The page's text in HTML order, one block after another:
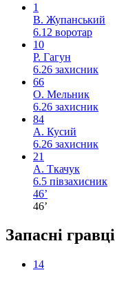
1
В. Жупанський
6.12 воротар
10
Р. Гагун
6.26 захисник
66
О. Мельник
6.26 захисник
84
А. Кусий
6.26 захисник
21
А. Ткачук
6.5 півзахисник
46’
46’
Запасні гравці
14